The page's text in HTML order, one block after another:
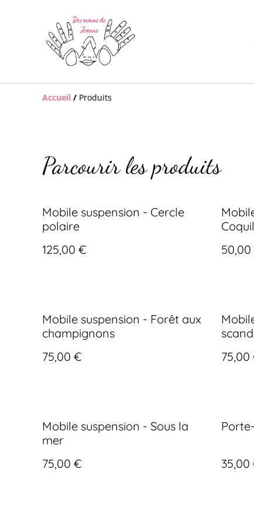
Accueil / Produits
Parcourir les produits
Mobile suspension - Cercle
polaire
125,00 €
Mobile suspension - Forêt aux
champignons
75,00 €
75,00
Mobile suspension - Sous la
mer
75,00 €
35,00